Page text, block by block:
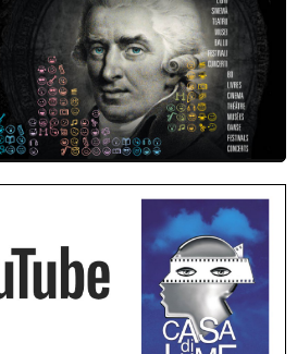
Angela Nicolai, Trà Corsica è
Mare è monti - I Fulelli
de recherche de l’écrivaine Cécilia
de l'Edition Contemporaine - Caen /
Mare et Monti - I Fulelli
Lucrèce Luciani autour de son
livre jeunesse par Annik Meschinet,
d’expression sonore, vocale,
territuriale di Santa Lucia di
de conférences peinture animé
territuriale di Santa Lucia di